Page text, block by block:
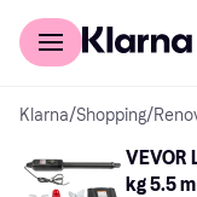
Für Shopper
Klarna/Shopping/
kg 5.5 m